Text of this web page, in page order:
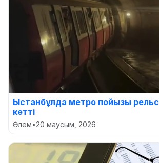
Ыстанбұлда метро пойызы
кетті
Әлем•20 маусым, 2026